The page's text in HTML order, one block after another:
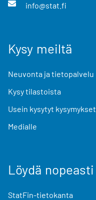
info@stat.fi
Kysy meiltä
Neuvonta ja tietopalvelu
Kysy tilastoista
Usein kysytyt kysymykset
Medialle
Löydä nopeasti
StatFin-tietokanta